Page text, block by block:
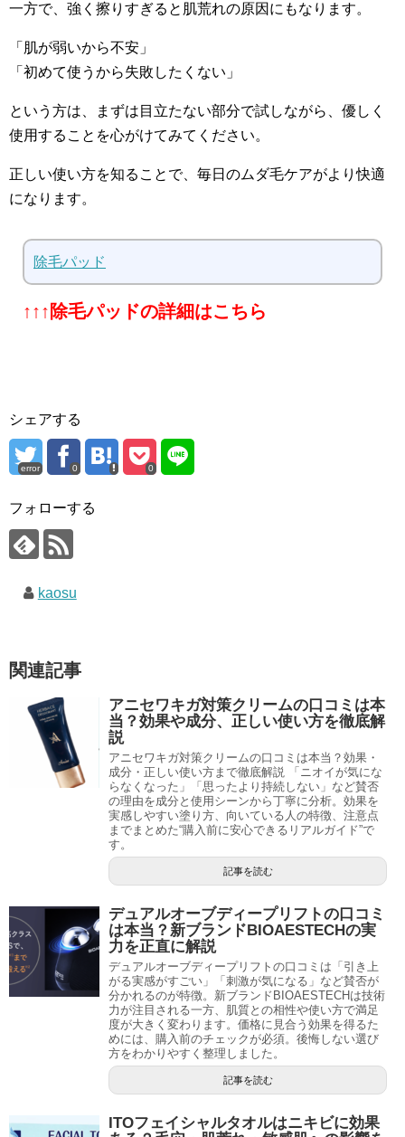
一方で、強く擦りすぎると肌荒れの原因にもなります。
「肌が弱いから不安」
「初めて使うから失敗したくない」
という方は、まずは目立たない部分で試しながら、優しく
使用することを心がけてみてください。
正しい使い方を知ることで、毎日のムダ毛ケアがより快適
になります。
除毛パッド
↑↑↑除毛パッドの詳細はこちら
シェアする
error 0 0
フォローする
kaosu
関連記事
アニセワキガ対策クリームの口コミは本
当？効果や成分、正しい使い方を徹底解
説
アニセワキガ対策クリームの口コミは本当？効果・
成分・正しい使い方まで徹底解説 「ニオイが気にな
らなくなった」「思ったより持続しない」など賛否
の理由を成分と使用シーンから丁寧に分析。効果を
実感しやすい塗り方、向いている人の特徴、注意点
までまとめた“購入前に安心できるリアルガイド”で
す。
記事を読む
デュアルオーブディープリフトの口コミ
は本当？新ブランドBIOAESTECHの実
力を正直に解説
デュアルオーブディープリフトの口コミは「引き上
がる実感がすごい」「刺激が気になる」など賛否が
分かれるのが特徴。新ブランドBIOAESTECHは技術
力が注目される一方、肌質との相性や使い方で満足
度が大きく変わります。価格に見合う効果を得るた
めには、購入前のチェックが必須。後悔しない選び
方をわかりやすく整理しました。
記事を読む
ITOフェイシャルタオルはニキビに効果